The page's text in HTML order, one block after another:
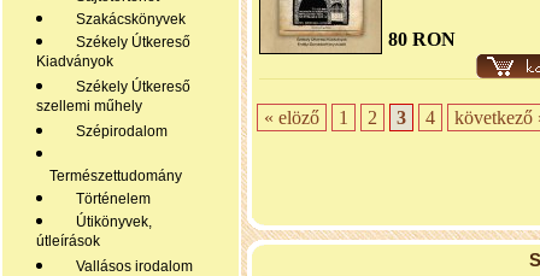
Szakácskönyvek
Székely Útkereső
Kiadványok
Székely Útkereső
szellemi műhely
Szépirodalom
Természettudomány
Történelem
Útikönyvek,
útleírások
Vallásos irodalom
80 RON
« elöző 1 2 3 4 következő